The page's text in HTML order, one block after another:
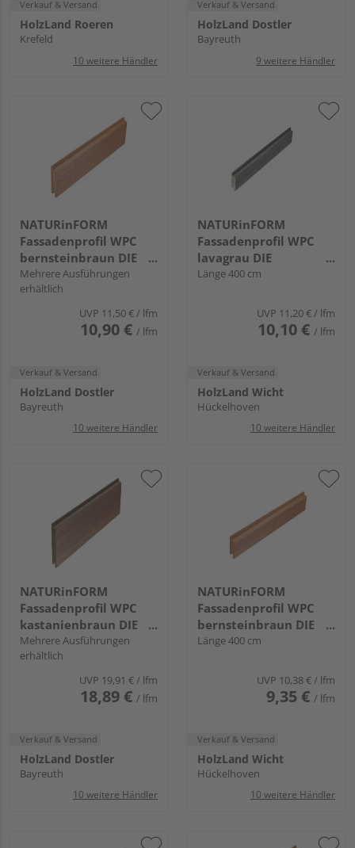
Verkauf & Versand
HolzLand Roeren
Krefeld
10 weitere Händler
Verkauf & Versand
HolzLand Dostler
Bayreuth
9 weitere Händler
NATURinFORM
Fassadenprofil WPC
bernsteinbraun DIE
GESTALTENDE -
103x17mm
Mehrere Ausführungen
erhältlich
UVP 11,50 €/ lfm
10,90 € / lfm
Verkauf & Versand
HolzLand Dostler
Bayreuth
10 weitere Händler
NATURinFORM
Fassadenprofil WPC
lavagrau DIE
GESTALTENDE
Länge 400 cm
UVP 11,20 €/ lfm
10,10 € / lfm
Verkauf & Versand
HolzLand Wicht
Hückelhoven
10 weitere Händler
NATURinFORM
Fassadenprofil WPC
kastanienbraun DIE
GESTALTENDE
EXKLUSIV - 152x17mm
Mehrere Ausführungen
erhältlich
UVP 19,91 €/ lfm
18,89 € / lfm
Verkauf & Versand
HolzLand Dostler
Bayreuth
10 weitere Händler
NATURinFORM
Fassadenprofil WPC
bernsteinbraun DIE
GESTALTENDE -
Länge 400 cm
UVP 10,38 €/ lfm
9,35 € / lfm
Verkauf & Versand
HolzLand Wicht
Hückelhoven
10 weitere Händler